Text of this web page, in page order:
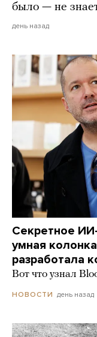
было — не
день назад
Секретное
умная
разработала
Вот что узнал
НОВОСТИ день назад